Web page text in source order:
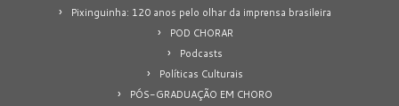
Pixinguinha: 120 anos pelo olhar da imprensa brasileira
POD CHORAR
Podcasts
Políticas Culturais
PÓS-GRADUAÇÃO EM CHORO